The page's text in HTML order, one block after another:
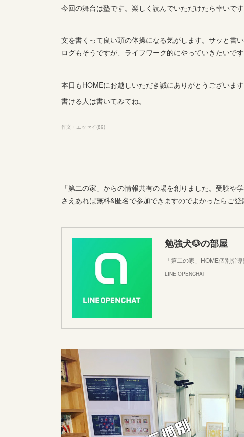
今回の舞台は塾です。楽しく読んでいただけたら幸いです
文を書くって良い頭の体操になる気がします。サッと書
ログもそうですが、ライフワーク的にやっていきたいです
本日もHOMEにお越しいただき誠にありがとうございます
書ける人は書いてみてね。
作文・エッセイ (89)
「第二の家」からの情報共有の場を創りました。受験
さえあれば無料&匿名で参加できますのでよかったらご
勉強犬🐶の部屋
「第二の家」HOME個別指
LINE OPENCHAT